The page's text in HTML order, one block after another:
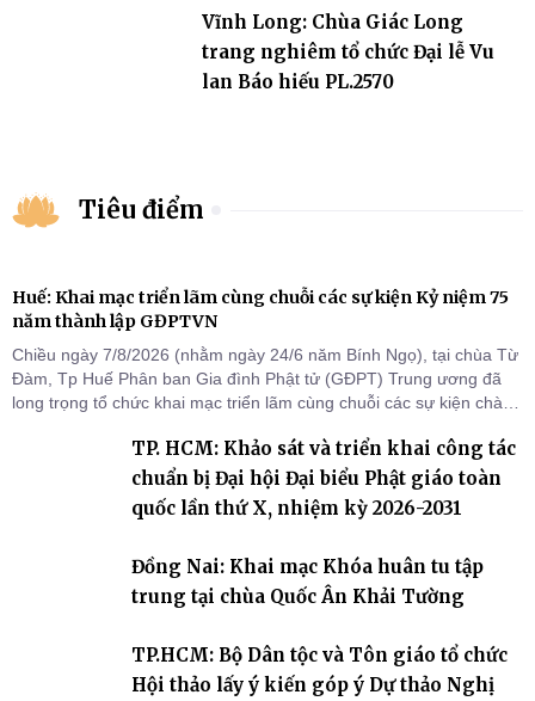
Vĩnh Long: Chùa Giác Long
trang nghiêm tổ chức Đại lễ Vu
lan Báo hiếu PL.2570
Tiêu điểm
Huế: Khai mạc triển lãm cùng chuỗi các sự kiện Kỷ niệm 75
năm thành lập GĐPTVN
Chiều ngày 7/8/2026 (nhằm ngày 24/6 năm Bính Ngọ), tại chùa Từ
Đàm, Tp Huế Phân ban Gia đình Phật tử (GĐPT) Trung ương đã
long trọng tổ chức khai mạc triển lãm cùng chuỗi các sự kiện chào
TP. HCM: Khảo sát và triển khai công tác
chuẩn bị Đại hội Đại biểu Phật giáo toàn
quốc lần thứ X, nhiệm kỳ 2026-2031
Đồng Nai: Khai mạc Khóa huân tu tập
trung tại chùa Quốc Ân Khải Tường
TP.HCM: Bộ Dân tộc và Tôn giáo tổ chức
Hội thảo lấy ý kiến góp ý Dự thảo Nghị